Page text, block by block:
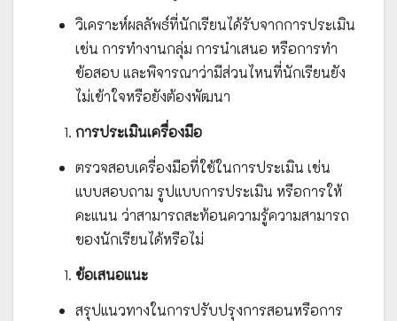
วิเคราะห์ผลลัพธ์ที่นักเรียนได้รับจากการประเมิน
เช่น การทำงานกลุ่ม การนำเสนอ หรือการทำ
ข้อสอบ และพิจารณาว่ามีส่วนไหนที่นักเรียนยัง
ไม่เข้าใจหรือยังต้องพัฒนา
การประเมินเครื่องมือ
ตรวจสอบเครื่องมือที่ใช้ในการประเมิน เช่น
แบบสอบถาม รูปแบบการประเมิน หรือการให้
คะแนน ว่าสามารถสะท้อนความรู้ความสามารถ
ของนักเรียนได้หรือไม่
ข้อเสนอแนะ
สรุปแนวทางในการปรับปรุงการสอนหรือการ